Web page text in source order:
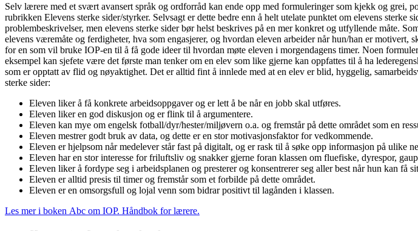
Selv lærere med et svært avansert språk og ordforråd kan ende opp med formuleringer som kjekk og
rubrikken Elevens sterke sider/styrker. Selvsagt er dette bedre enn å helt utelate punktet om elevens
problembeskrivelser, men elevens sterke sider bør helst beskrives på en mer konkret og utfyllende måte.
elevens væremåte og ferdigheter, hva som engasjerer, og hvordan eleven arbeider når hun/han er
for en som vil bruke IOP-en til å få gode ideer til hvordan møte eleven i morgendagens timer. Noen
eksempel kan sjefete være det første man tenker om en elev som like gjerne kan oppfattes til å ha
som er opptatt av flid og nøyaktighet. Det er alltid fint å innlede med at en elev er blid, hyggelig,
sterke sider:
Eleven liker å få konkrete arbeidsoppgaver og er lett å be når en jobb skal utføres.
Eleven liker en god diskusjon og er flink til å argumentere.
Eleven kan mye om engelsk fotball/dyr/hester/miljøvern o.a. og fremstår på dette området som en
Eleven mestrer godt bruk av data, og dette er en stor motivasjonsfaktor for vedkommende.
Eleven er hjelpsom når medelever står fast på digitalt, og er rask til å søke opp informasjon på ulike
Eleven har en stor interesse for friluftsliv og snakker gjerne foran klassen om fluefiske, dyrespor,
Eleven liker å fordype seg i arbeidsplanen og presterer og konsentrerer seg aller best når hun kan få
Eleven er alltid presis til timer og fremstår som et forbilde på dette området.
Eleven er en omsorgsfull og lojal venn som bidrar positivt til lagånden i klassen.
Les mer i boken Abc om IOP. Håndbok for lærere.